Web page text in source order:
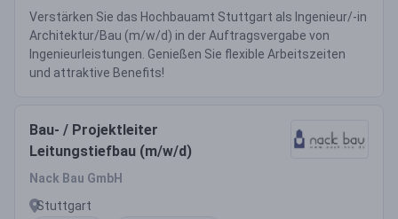
Verstärken Sie das Hochbauamt Stuttgart als Ingenieur/-in
Architektur/Bau (m/w/d) in der Auftragsvergabe von
Ingenieurleistungen. Genießen Sie flexible Arbeitszeiten
und attraktive Benefits!
Bau- / Projektleiter
Leitungstiefbau (m/w/d)
Nack Bau GmbH
Stuttgart